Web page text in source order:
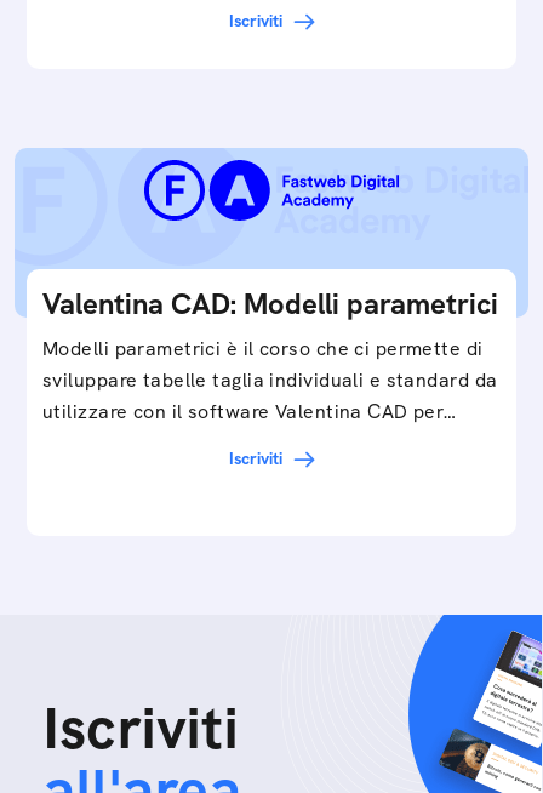
Iscriviti
Valentina CAD: Modelli parametrici
Modelli parametrici è il corso che ci permette di
sviluppare tabelle taglia individuali e standard da
utilizzare con il software Valentina CAD per…
Iscriviti
Iscriviti